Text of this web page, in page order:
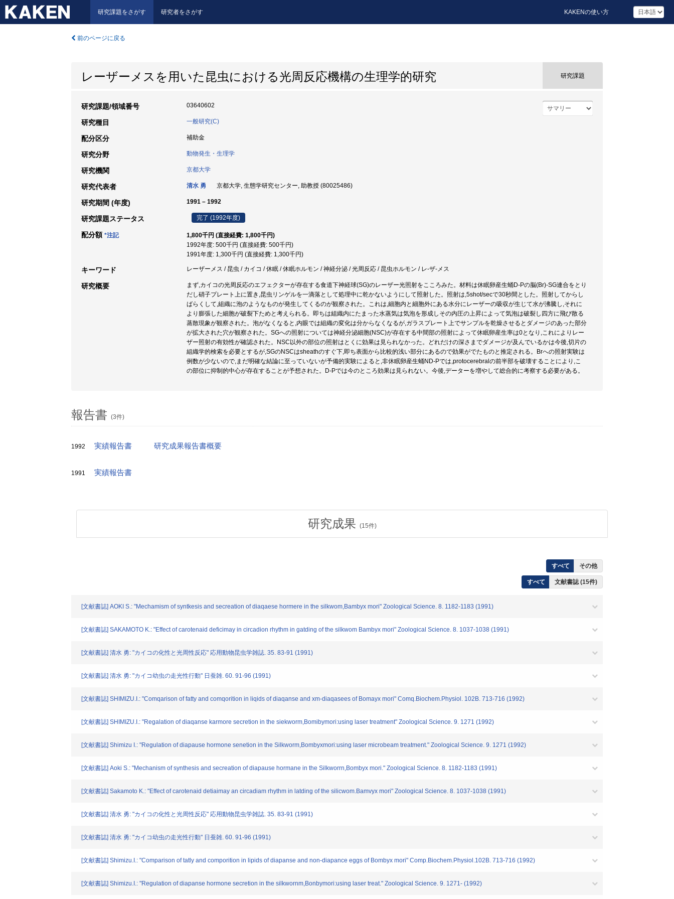
研究課題をさがす 研究者をさがす KAKENの使い方
前のページに戻る
レーザーメスを用いた昆虫における光周反応機構の生理学的研究 研究課題
研究課題/領域番号 03640602
研究種目 一般研究(C)
配分区分 補助金
研究分野 動物発生・生理学
研究機関 京都大学
研究代表者 清水 勇 京都大学, 生態学研究センター, 助教授 (80025486)
研究期間 (年度) 1991 – 1992
研究課題ステータス 完了 (1992年度)
配分額 *注記
1,800千円 (直接経費: 1,800千円)
1992年度: 500千円 (直接経費: 500千円)
1991年度: 1,300千円 (直接経費: 1,300千円)
キーワード レーザーメス / 昆虫 / カイコ / 休眠 / 休眠ホルモン / 神経分泌 / 光周反応 / 昆虫ホルモン / レ-ザ-メス
研究概要
まず,カイコの光周反応のエフェクターが存在する食道下神経球(SG)のレーザー光照射をこころみた。材料は休眠卵産生蛹D-Pの脳(Br)-SG連合をとり
だし硝子プレート上に置き,昆虫リンゲルを一滴落として処理中に乾かないようにして照射した。照射は,5shot/secで30秒間とした。照射してからし
ばらくして,組織に泡のようなものが発生してくるのが観察された。これは,細胞内と細胞外にある水分にレーザーの吸収が生じて水が沸騰し,それに
より膨張した細胞が破裂下ためと考えられる。即ちは組織内にたまった水蒸気は気泡を形成しその内圧の上昇によって気泡は破裂し四方に飛び散る
蒸散現象が観察された。泡がなくなると,内眼では組織の変化は分からなくなるが,ガラスプレート上でサンプルを乾燥させるとダメージのあった部分
が拡大された穴が観察された。SGへの照射については神経分泌細胞(NSC)が存在する中間部の照射によって休眠卵産生率は0となり,これによりレー
ザー照射の有効性が確認された。NSC以外の部位の照射はとくに効果は見られなかった。どれだけの深さまでダメージが及んでいるかは今後,切片の
組織学的検索を必要とするが,SGのNSCはsheathのすぐ下,即ち表面から比較的浅い部分にあるので効果がでたものと推定される。Brへの照射実験は
例数が少ないので,まだ明確な結論に至っていないが予備的実験によると,非休眠卵産生蛹ND-Pでは,protocerebralの前半部を破壊することにより,こ
の部位に抑制的中心が存在することが予想された。D-Pでは今のところ効果は見られない。今後,データーを増やして総合的に考察する必要がある。
報告書 (3件)
1992 実績報告書 研究成果報告書概要
1991 実績報告書
研究成果 (15件)
すべて その他
すべて 文献書誌 (15件)
[文献書誌] AOKI S.: "Mechamism of syntkesis and secreation of diaqaese hormere in the silkwom,Bambyx mori" Zoological Science. 8. 1182-1183 (1991)
[文献書誌] SAKAMOTO K.: "Effect of carotenaid deficimay in circadion rhythm in gatding of the silkwom Bambyx mori" Zoological Science. 8. 1037-1038 (1991)
[文献書誌] 清水 勇: "カイコの化性と光周性反応" 応用動物昆虫学雑誌. 35. 83-91 (1991)
[文献書誌] 清水 勇: "カイコ幼虫の走光性行動" 日蚕雑. 60. 91-96 (1991)
[文献書誌] SHIMIZU.I.: "Comqarison of fatty and comqorition in liqids of diaqanse and xm-diaqasees of Bomayx mori" Comq.Biochem.Physiol. 102B. 713-716 (1992)
[文献書誌] SHIMIZU.I.: "Regalation of diaqanse karmore secretion in the siekworm,Bomibymori:using laser treatment" Zoological Science. 9. 1271 (1992)
[文献書誌] Shimizu I.: "Regulation of diapause hormone senetion in the Silkworm,Bombyxmori:using laser microbeam treatment." Zoological Science. 9. 1271 (1992)
[文献書誌] Aoki S.: "Mechanism of synthesis and secreation of diapause hormane in the Silkworrn,Bombyx mori." Zoological Science. 8. 1182-1183 (1991)
[文献書誌] Sakamoto K.: "Effect of carotenaid detiaimay an circadiam rhythm in latding of the silicwom.Bamvyx mori" Zoological Science. 8. 1037-1038 (1991)
[文献書誌] 清水 勇: "カイコの化性と光周性反応" 応用動物昆虫学雑誌. 35. 83-91 (1991)
[文献書誌] 清水 勇: "カイコ幼虫の走光性行動" 日蚕雑. 60. 91-96 (1991)
[文献書誌] Shimizu.I.: "Comparison of tatly and comporition in lipids of diapanse and non-diapance eggs of Bombyx mori" Comp.Biochem.Physiol.102B. 713-716 (1992)
[文献書誌] Shimizu.I.: "Regulation of diapanse hormone secretion in the silkwornm,Bonbymori:using laser treat." Zoological Science. 9. 1271- (1992)